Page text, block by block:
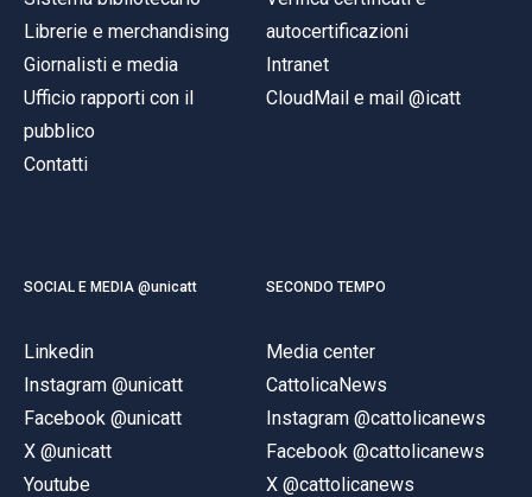
Librerie e merchandising
Giornalisti e media
Ufficio rapporti con il
pubblico
Contatti
autocertificazioni
Intranet
CloudMail e mail @icatt
SOCIAL E MEDIA @unicatt
Linkedin
Instagram @unicatt
Facebook @unicatt
X @unicatt
Youtube
SECONDO TEMPO
Media center
CattolicaNews
Instagram @cattolicanews
Facebook @cattolicanews
X @cattolicanews